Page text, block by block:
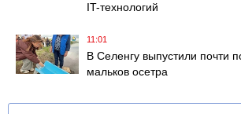
IT-технологий
11:01
В Селенгу выпустили почти
мальков осетра